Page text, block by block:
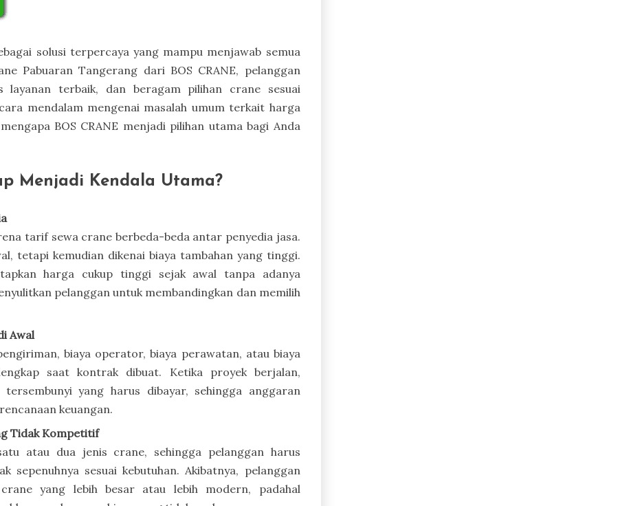
solusi terpercaya yang mampu menjawab semua
Pabuaran Tangerang dari BOS CRANE, pelanggan
layanan terbaik, dan beragam pilihan crane sesuai
mendalam mengenai masalah umum terkait harga
BOS CRANE menjadi pilihan utama bagi Anda
Menjadi Kendala Utama?
tarif sewa crane berbeda-beda antar penyedia jasa.
tetapi kemudian dikenai biaya tambahan yang tinggi.
harga cukup tinggi sejak awal tanpa adanya
pelanggan untuk membandingkan dan memilih
Awal
biaya operator, biaya perawatan, atau biaya
saat kontrak dibuat. Ketika proyek berjalan,
yang harus dibayar, sehingga anggaran
keuangan.
Tidak Kompetitif
atau dua jenis crane, sehingga pelanggan harus
sepenuhnya sesuai kebutuhan. Akibatnya, pelanggan
yang lebih besar atau lebih modern, padahal